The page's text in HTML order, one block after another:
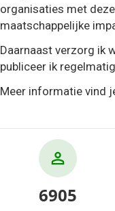
organisaties met
maatschappelijke
Daarnaast verzorg ik
publiceer ik
Meer informatie vind
6905